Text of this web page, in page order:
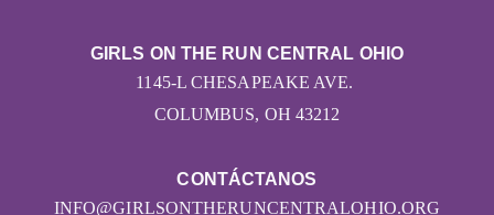
CONTÁCTANOS
INFO@GIRLSONTHERUNCENTRALOHIO.ORG
GIRLS ON THE RUN CENTRAL OHIO
1145-L CHESAPEAKE AVE.
COLUMBUS, OH 43212